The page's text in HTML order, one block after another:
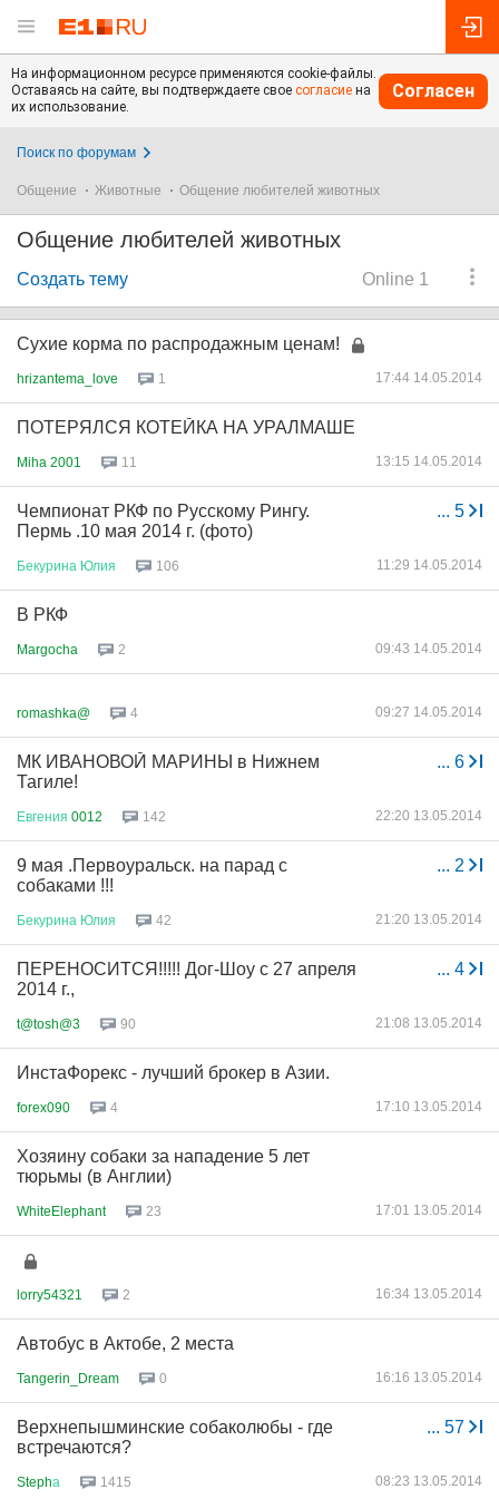
На информационном ресурсе применяются cookie-файлы.
Оставаясь на сайте, вы подтверждаете свое согласие на
их использование.
Согласен
Поиск по форумам
Общение Животные Общение любителей животных
Общение любителей животных
Online 1
Создать тему
Сухие корма по распродажным ценам!
hrizantema_love 1 17:44 14.05.2014
ПОТЕРЯЛСЯ КОТЕЙКА НА УРАЛМАШЕ
Miha 2001 11 13:15 14.05.2014
... 5
Чемпионат РКФ по Русскому Рингу.
Пермь .10 мая 2014 г. (фото)
Бекурина Юлия 106 11:29 14.05.2014
В РКФ
Margocha 2 09:43 14.05.2014
romashka@ 4 09:27 14.05.2014
... 6
МК ИВАНОВОЙ МАРИНЫ в Нижнем
Тагиле!
Евгения 0012 142 22:20 13.05.2014
... 2
9 мая .Первоуральск. на парад с
собаками !!!
Бекурина Юлия 42 21:20 13.05.2014
... 4
ПЕРЕНОСИТСЯ!!!!! Дог-Шоу с 27 апреля
2014 г.,
t@tosh@3 90 21:08 13.05.2014
ИнстаФорекс - лучший брокер в Азии.
forex090 4 17:10 13.05.2014
Хозяину собаки за нападение 5 лет
тюрьмы (в Англии)
WhiteElephant 23 17:01 13.05.2014
lorry54321 2 16:34 13.05.2014
Автобус в Актобе, 2 места
Tangerin_Dream 0 16:16 13.05.2014
... 57
Верхнепышминские собаколюбы - где
встречаются?
Stephа 1415 08:23 13.05.2014